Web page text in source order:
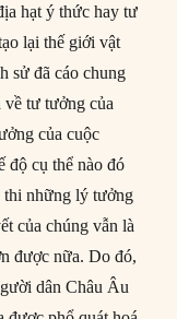
hạt ý thức hay tư
lại thế giới vật
sử đã cáo chung
về tư tưởng của
của cuộc
độ cụ thể nào đó
thi những lý tưởng
của chúng vẫn là
được nữa. Do đó,
dân Châu Âu